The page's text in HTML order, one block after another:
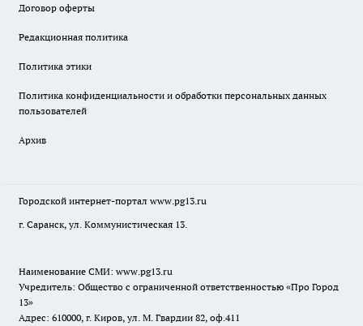
Договор оферты
Редакционная политика
Политика этики
Политика конфиденциальности и обработки персональных данных
пользователей
Архив
Городской интернет-портал www.pg13.ru
г. Саранск, ул. Коммунистическая 13.
Наименование СМИ: www.pg13.ru
Учредитель: Общество с ограниченной ответственностью «Про Город
13»
Адрес: 610000, г. Киров, ул. М. Гвардии 82, оф.411